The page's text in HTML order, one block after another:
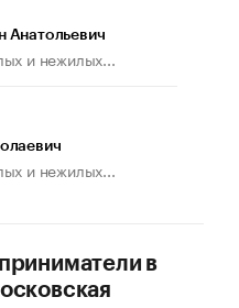
иначе». Как живет глава
Анатольевич
и нежилых...
и нежилых...
в